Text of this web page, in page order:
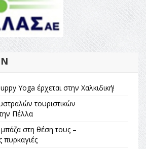
Yoga έρχεται στην Χαλκιδική!
τουριστικών
Πέλλα
στη θέση τους –
πυρκαγιές